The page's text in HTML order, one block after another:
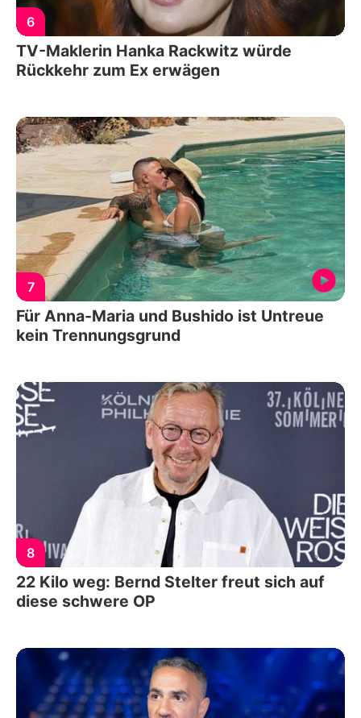
6
TV-Maklerin Hanka Rackwitz würde
Rückkehr zum Ex erwägen
7
Für Anna-Maria und Bushido ist Untreue
kein Trennungsgrund
8
22 Kilo weg: Bernd Stelter freut sich auf
diese schwere OP